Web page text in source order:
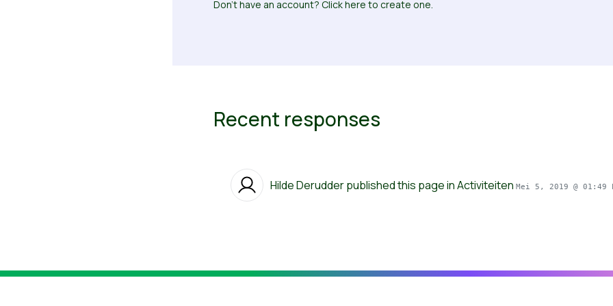
Don’t have an account? Click here to create one.
Recent responses
Hilde Derudderpublished this page inActiviteiten Mei 5, 2019 @ 01:49